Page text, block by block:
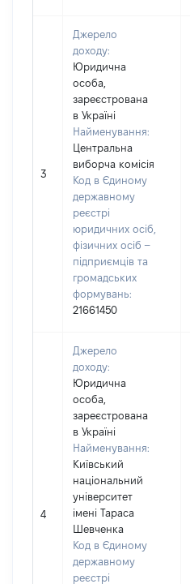
3
Джерело
доходу:
Юридична
особа,
зареєстрована
в Україні
Найменування:
Центральна
виборча комісія
Код в Єдиному
державному
реєстрі
юридичних осіб,
фізичних осіб –
підприємців та
громадських
формувань:
21661450
4
Джерело
доходу:
Юридична
особа,
зареєстрована
в Україні
Найменування:
Київський
національний
університет
імені Тараса
Шевченка
Код в Єдиному
державному
реєстрі